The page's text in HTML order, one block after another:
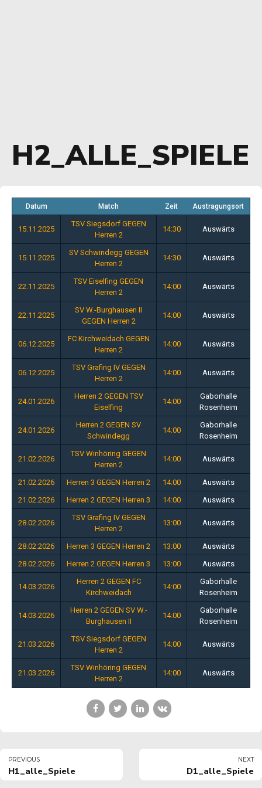
H2_ALLE_SPIELE
Datum Match Zeit Austragungsort
15.11.2025
TSV Siegsdorf GEGEN
Herren 2
14:30 Auswärts
15.11.2025
SV Schwindegg GEGEN
Herren 2
14:30 Auswärts
22.11.2025
TSV Eiselfing GEGEN
Herren 2
14:00 Auswärts
22.11.2025
SV W.-Burghausen II
GEGEN Herren 2
14:00 Auswärts
06.12.2025
FC Kirchweidach GEGEN
Herren 2
14:00 Auswärts
06.12.2025
TSV Grafing IV GEGEN
Herren 2
14:00 Auswärts
24.01.2026
Herren 2 GEGEN TSV
Eiselfing
14:00
Gaborhalle
Rosenheim
24.01.2026
Herren 2 GEGEN SV
Schwindegg
14:00
Gaborhalle
Rosenheim
21.02.2026
TSV Winhöring GEGEN
Herren 2
14:00 Auswärts
21.02.2026 Herren 3 GEGEN Herren 2 14:00
Auswärts
21.02.2026
Herren 2 GEGEN Herren 3 14:00 Auswärts
28.02.2026
TSV Grafing IV GEGEN
Herren 2
13:00 Auswärts
28.02.2026 Herren 3 GEGEN Herren 2 13:00
Auswärts
28.02.2026
Herren 2 GEGEN Herren 3 13:00 Auswärts
14.03.2026
Herren 2 GEGEN FC
Kirchweidach
14:00
Gaborhalle
Rosenheim
14.03.2026
Herren 2 GEGEN SV W.-
Burghausen II
14:00
Gaborhalle
Rosenheim
21.03.2026
TSV Siegsdorf GEGEN
Herren 2
14:00 Auswärts
21.03.2026
TSV Winhöring GEGEN
Herren 2
14:00 Auswärts
PREVIOUS
H1_alle_Spiele
NEXT
D1_alle_Spiele